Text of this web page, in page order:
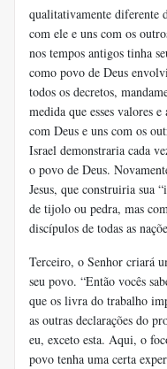
qualitativamente diferente
com ele e uns com os
nos tempos antigos tinha
como povo de Deus
todos os decretos,
medida que esses valores
com Deus e uns com os
Israel demonstraria cada
o povo de Deus.
Jesus, que construiria sua
de tijolo ou pedra, mas
discípulos de todas as
Terceiro, o Senhor criará
seu povo. “Então vocês
que os livra do trabalho
as outras declarações do
eu, exceto esta. Aqui, o
povo tenha uma certa